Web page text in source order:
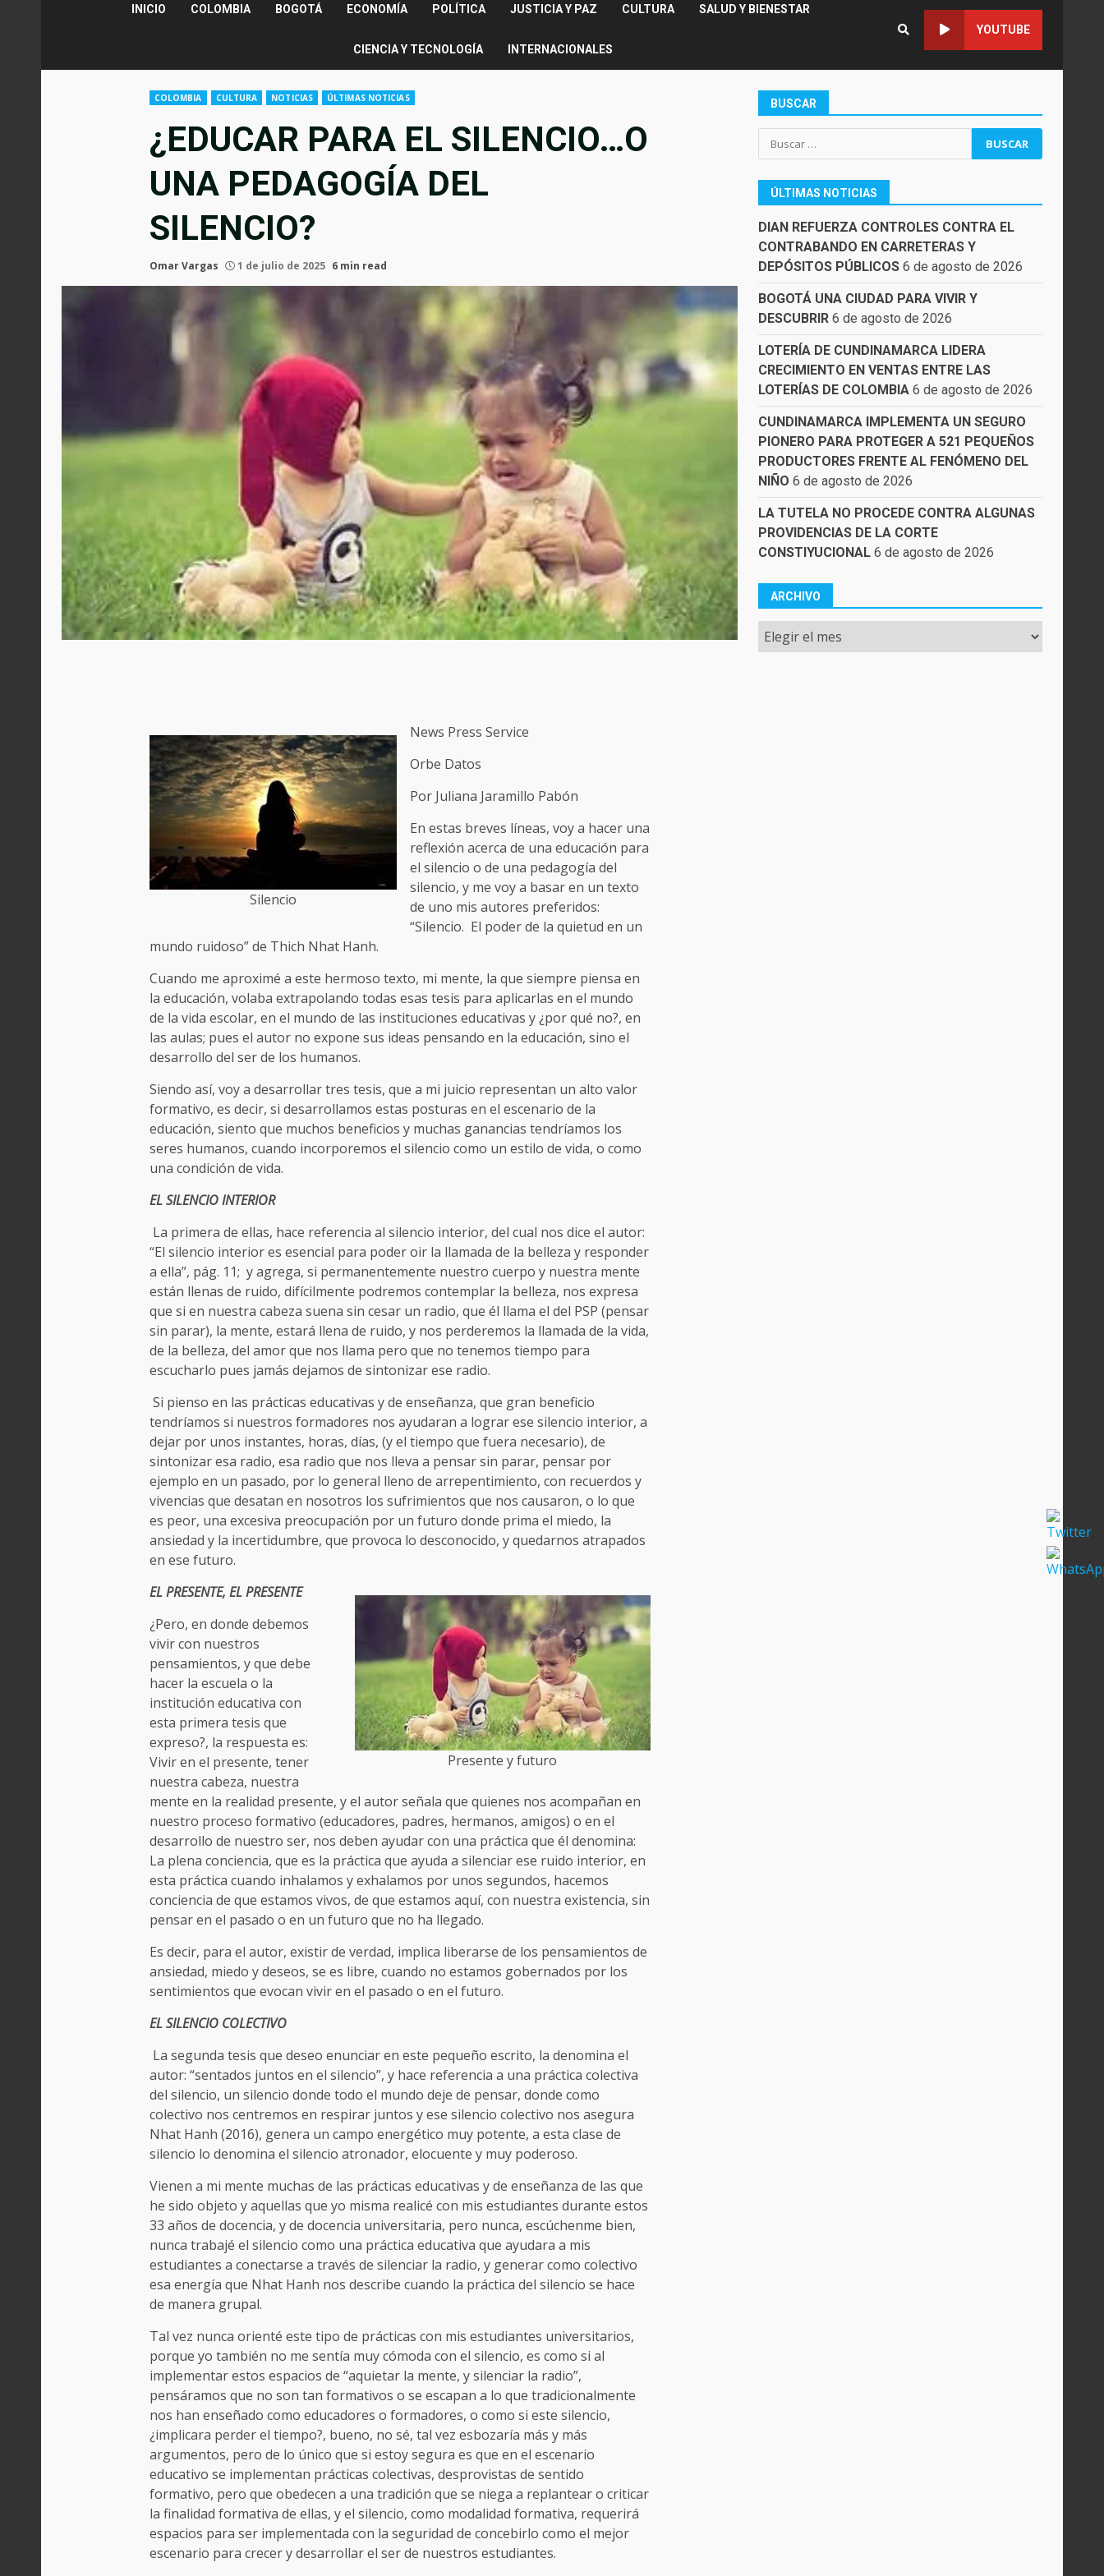
INICIO COLOMBIA BOGOTÁ ECONOMÍA POLÍTICA JUSTICIA Y PAZ CULTURA SALUD Y BIENESTAR
CIENCIA Y TECNOLOGÍA INTERNACIONALES
YOUTUBE
COLOMBIA CULTURA NOTICIAS ÚLTIMAS NOTICIAS
¿EDUCAR PARA EL SILENCIO…O
UNA PEDAGOGÍA DEL
SILENCIO?
Omar Vargas 1 de julio de 2025 6 min read
Silencio
News Press Service
Orbe Datos
Por Juliana Jaramillo Pabón
En estas breves líneas, voy a hacer una
reflexión acerca de una educación para
el silencio o de una pedagogía del
silencio, y me voy a basar en un texto
de uno mis autores preferidos:
“Silencio. El poder de la quietud en un
mundo ruidoso” de Thich Nhat Hanh.
Cuando me aproximé a este hermoso texto, mi mente, la que siempre piensa en
la educación, volaba extrapolando todas esas tesis para aplicarlas en el mundo
de la vida escolar, en el mundo de las instituciones educativas y ¿por qué no?, en
las aulas; pues el autor no expone sus ideas pensando en la educación, sino el
desarrollo del ser de los humanos.
Siendo así, voy a desarrollar tres tesis, que a mi juicio representan un alto valor
formativo, es decir, si desarrollamos estas posturas en el escenario de la
educación, siento que muchos beneficios y muchas ganancias tendríamos los
seres humanos, cuando incorporemos el silencio como un estilo de vida, o como
una condición de vida.
EL SILENCIO INTERIOR
La primera de ellas, hace referencia al silencio interior, del cual nos dice el autor:
“El silencio interior es esencial para poder oir la llamada de la belleza y responder
a ella”, pág. 11; y agrega, si permanentemente nuestro cuerpo y nuestra mente
están llenas de ruido, difícilmente podremos contemplar la belleza, nos expresa
que si en nuestra cabeza suena sin cesar un radio, que él llama el del PSP (pensar
sin parar), la mente, estará llena de ruido, y nos perderemos la llamada de la vida,
de la belleza, del amor que nos llama pero que no tenemos tiempo para
escucharlo pues jamás dejamos de sintonizar ese radio.
Si pienso en las prácticas educativas y de enseñanza, que gran beneficio
tendríamos si nuestros formadores nos ayudaran a lograr ese silencio interior, a
dejar por unos instantes, horas, días, (y el tiempo que fuera necesario), de
sintonizar esa radio, esa radio que nos lleva a pensar sin parar, pensar por
ejemplo en un pasado, por lo general lleno de arrepentimiento, con recuerdos y
vivencias que desatan en nosotros los sufrimientos que nos causaron, o lo que
es peor, una excesiva preocupación por un futuro donde prima el miedo, la
ansiedad y la incertidumbre, que provoca lo desconocido, y quedarnos atrapados
en ese futuro.
Presente y futuro
EL PRESENTE, EL PRESENTE
¿Pero, en donde debemos
vivir con nuestros
pensamientos, y que debe
hacer la escuela o la
institución educativa con
esta primera tesis que
expreso?, la respuesta es:
Vivir en el presente, tener
nuestra cabeza, nuestra
mente en la realidad presente, y el autor señala que quienes nos acompañan en
nuestro proceso formativo (educadores, padres, hermanos, amigos) o en el
desarrollo de nuestro ser, nos deben ayudar con una práctica que él denomina:
La plena conciencia, que es la práctica que ayuda a silenciar ese ruido interior, en
esta práctica cuando inhalamos y exhalamos por unos segundos, hacemos
conciencia de que estamos vivos, de que estamos aquí, con nuestra existencia, sin
pensar en el pasado o en un futuro que no ha llegado.
Es decir, para el autor, existir de verdad, implica liberarse de los pensamientos de
ansiedad, miedo y deseos, se es libre, cuando no estamos gobernados por los
sentimientos que evocan vivir en el pasado o en el futuro.
EL SILENCIO COLECTIVO
La segunda tesis que deseo enunciar en este pequeño escrito, la denomina el
autor: “sentados juntos en el silencio”, y hace referencia a una práctica colectiva
del silencio, un silencio donde todo el mundo deje de pensar, donde como
colectivo nos centremos en respirar juntos y ese silencio colectivo nos asegura
Nhat Hanh (2016), genera un campo energético muy potente, a esta clase de
silencio lo denomina el silencio atronador, elocuente y muy poderoso.
Vienen a mi mente muchas de las prácticas educativas y de enseñanza de las que
he sido objeto y aquellas que yo misma realicé con mis estudiantes durante estos
33 años de docencia, y de docencia universitaria, pero nunca, escúchenme bien,
nunca trabajé el silencio como una práctica educativa que ayudara a mis
estudiantes a conectarse a través de silenciar la radio, y generar como colectivo
esa energía que Nhat Hanh nos describe cuando la práctica del silencio se hace
de manera grupal.
Tal vez nunca orienté este tipo de prácticas con mis estudiantes universitarios,
porque yo también no me sentía muy cómoda con el silencio, es como si al
implementar estos espacios de “aquietar la mente, y silenciar la radio”,
pensáramos que no son tan formativos o se escapan a lo que tradicionalmente
nos han enseñado como educadores o formadores, o como si este silencio,
¿implicara perder el tiempo?, bueno, no sé, tal vez esbozaría más y más
argumentos, pero de lo único que si estoy segura es que en el escenario
educativo se implementan prácticas colectivas, desprovistas de sentido
formativo, pero que obedecen a una tradición que se niega a replantear o criticar
la finalidad formativa de ellas, y el silencio, como modalidad formativa, requerirá
espacios para ser implementada con la seguridad de concebirlo como el mejor
escenario para crecer y desarrollar el ser de nuestros estudiantes.
BUSCAR
Buscar:
ÚLTIMAS NOTICIAS
DIAN REFUERZA CONTROLES CONTRA EL
CONTRABANDO EN CARRETERAS Y
DEPÓSITOS PÚBLICOS 6 de agosto de 2026
BOGOTÁ UNA CIUDAD PARA VIVIR Y
DESCUBRIR 6 de agosto de 2026
LOTERÍA DE CUNDINAMARCA LIDERA
CRECIMIENTO EN VENTAS ENTRE LAS
LOTERÍAS DE COLOMBIA 6 de agosto de 2026
CUNDINAMARCA IMPLEMENTA UN SEGURO
PIONERO PARA PROTEGER A 521 PEQUEÑOS
PRODUCTORES FRENTE AL FENÓMENO DEL
NIÑO 6 de agosto de 2026
LA TUTELA NO PROCEDE CONTRA ALGUNAS
PROVIDENCIAS DE LA CORTE
CONSTIYUCIONAL 6 de agosto de 2026
ARCHIVO
Archivo